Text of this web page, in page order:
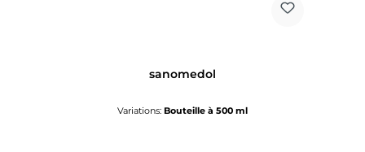
sanomedol
Variations: Bouteille à 500 ml